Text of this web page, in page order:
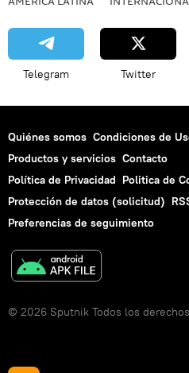
Telegram Twitter
Quiénes somos Condiciones de
Productos y servicios Contacto
Política de Privacidad Politica de
Protección de datos (solicitud)
Preferencias de seguimiento
© 2026 Sputnik Todos los